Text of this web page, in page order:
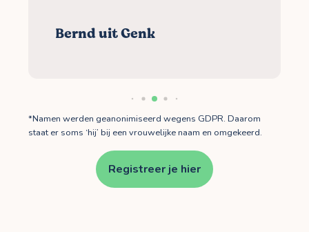
Bernd uit Genk
*Namen werden geanonimiseerd wegens GDPR. Daarom
staat er soms ‘hij’ bij een vrouwelijke naam en omgekeerd.
Registreer je hier